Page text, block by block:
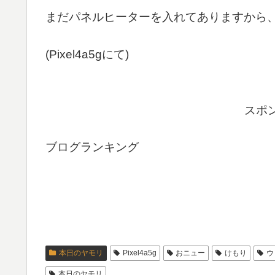
まだパネルヒーターを入れてありますか
(Pixel4a5gにて)
スポ
ブログランキング
本日のヤモリ Pixel4a5g おニュー けもり